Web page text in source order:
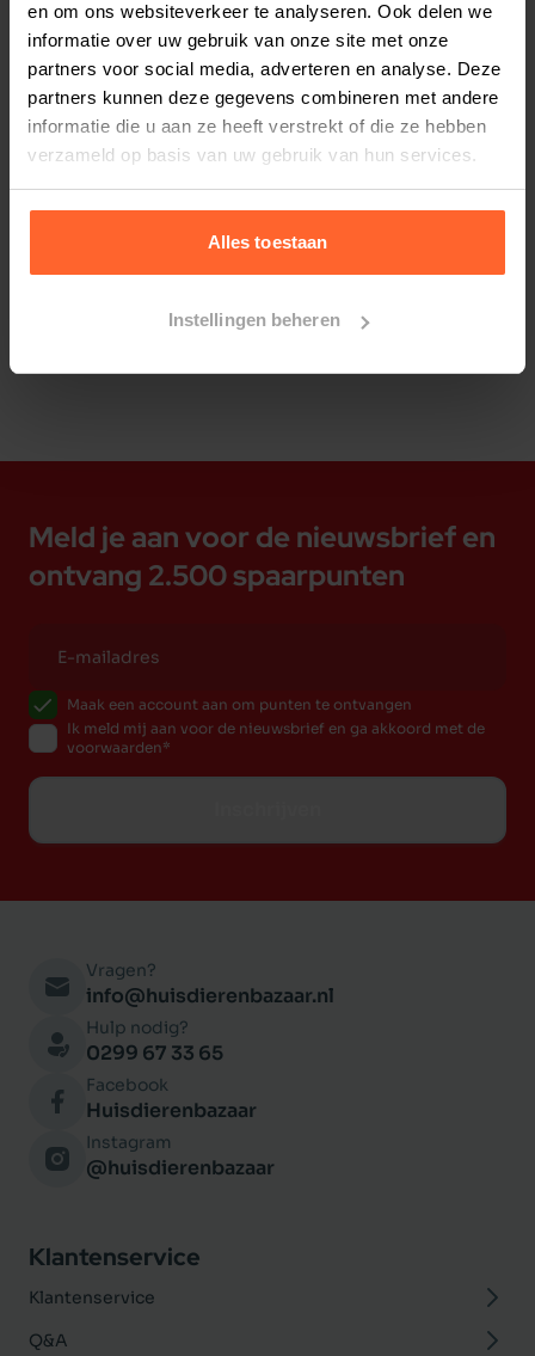
en om ons websiteverkeer te analyseren. Ook delen we
informatie over uw gebruik van onze site met onze
partners voor social media, adverteren en analyse. Deze
partners kunnen deze gegevens combineren met andere
informatie die u aan ze heeft verstrekt of die ze hebben
verzameld op basis van uw gebruik van hun services.
Alles toestaan
Instellingen beheren
Elke
2 weken
Elke
4 weken
Elke
6 weken
Elke
8 weken
Elke
10 weken
Elke
12 weken
Bestelherinnering instellen
Meld je aan voor de nieuwsbrief en
ontvang 2.500 spaarpunten
Maak een account aan om punten te ontvangen
Ik meld mij aan voor de nieuwsbrief en ga akkoord met de
voorwaarden
Vragen?
info@huisdierenbazaar.nl
Hulp nodig?
0299 67 33 65
Facebook
Huisdierenbazaar
Instagram
@huisdierenbazaar
Klantenservice
Klantenservice
Q&A